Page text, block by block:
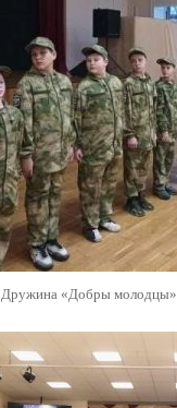
Дружина «Добры молодцы»